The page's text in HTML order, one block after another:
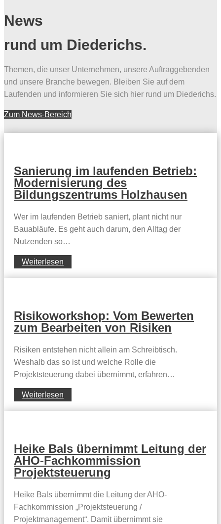
Sanierung im laufenden Betrieb:
Modernisierung des
Bildungszentrums Holzhausen
Wer im laufenden Betrieb saniert, plant nicht nur
Bauabläufe. Es geht auch darum, den Alltag der
Nutzenden so…
Weiterlesen
Risikoworkshop: Vom Bewerten
zum Bearbeiten von Risiken
Risiken entstehen nicht allein am Schreibtisch.
Weshalb das so ist und welche Rolle die
Projektsteuerung dabei übernimmt, erfahren…
Weiterlesen
Heike Bals übernimmt Leitung der
AHO-Fachkommission
Projektsteuerung
Heike Bals übernimmt die Leitung der AHO-
Fachkommission „Projektsteuerung /
Projektmanagement“. Damit übernimmt sie
News
rund um Diederichs.
Themen, die unser Unternehmen, unsere Auftraggebenden
und unsere Branche bewegen. Bleiben Sie auf dem
Laufenden und informieren Sie sich hier rund um Diederichs.
Zum News-Bereich